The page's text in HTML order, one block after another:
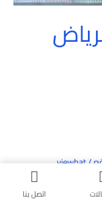
/
viewhat
متكاملة لنمو الأعمال
حيثما في السنواتاتصل بنا